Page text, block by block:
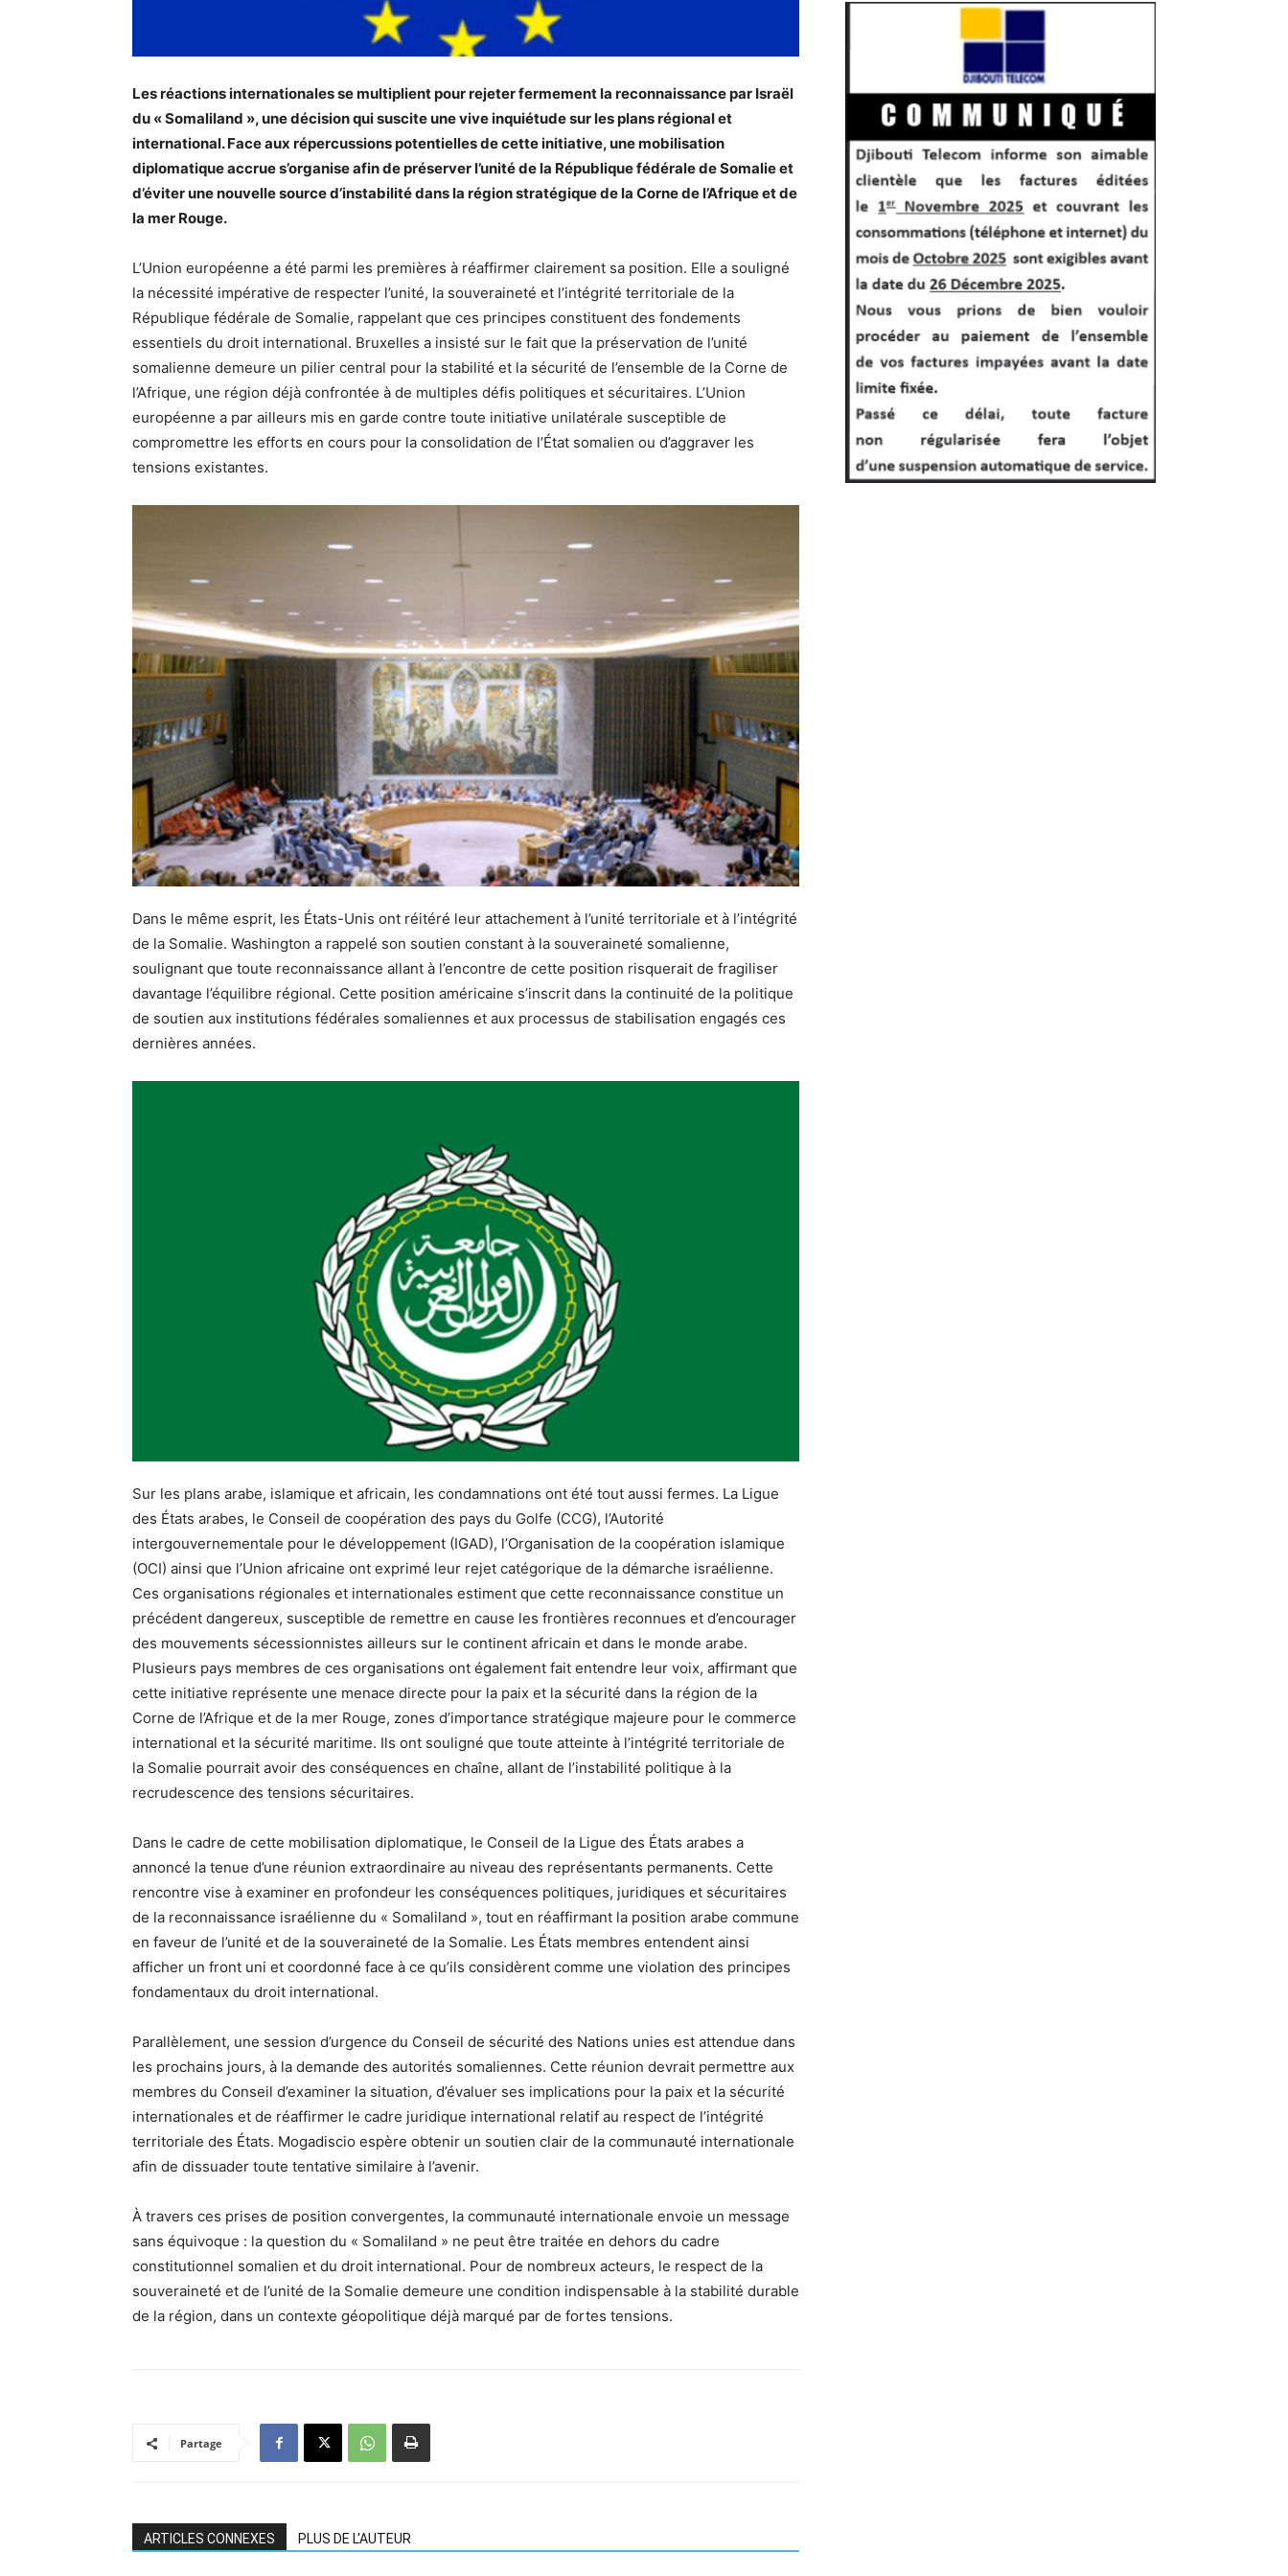
Les réactions internationales se multiplient pour rejeter fermement la reconnaissance par Israël
du « Somaliland », une décision qui suscite une vive inquiétude sur les plans régional et
international. Face aux répercussions potentielles de cette initiative, une mobilisation
diplomatique accrue s’organise afin de préserver l’unité de la République fédérale de Somalie et
d’éviter une nouvelle source d’instabilité dans la région stratégique de la Corne de l’Afrique et de
la mer Rouge.
L’Union européenne a été parmi les premières à réaffirmer clairement sa position. Elle a souligné
la nécessité impérative de respecter l’unité, la souveraineté et l’intégrité territoriale de la
République fédérale de Somalie, rappelant que ces principes constituent des fondements
essentiels du droit international. Bruxelles a insisté sur le fait que la préservation de l’unité
somalienne demeure un pilier central pour la stabilité et la sécurité de l’ensemble de la Corne de
l’Afrique, une région déjà confrontée à de multiples défis politiques et sécuritaires. L’Union
européenne a par ailleurs mis en garde contre toute initiative unilatérale susceptible de
compromettre les efforts en cours pour la consolidation de l’État somalien ou d’aggraver les
tensions existantes.
Dans le même esprit, les États-Unis ont réitéré leur attachement à l’unité territoriale et à l’intégrité
de la Somalie. Washington a rappelé son soutien constant à la souveraineté somalienne,
soulignant que toute reconnaissance allant à l’encontre de cette position risquerait de fragiliser
davantage l’équilibre régional. Cette position américaine s’inscrit dans la continuité de la politique
de soutien aux institutions fédérales somaliennes et aux processus de stabilisation engagés ces
dernières années.
Sur les plans arabe, islamique et africain, les condamnations ont été tout aussi fermes. La Ligue
des États arabes, le Conseil de coopération des pays du Golfe (CCG), l’Autorité
intergouvernementale pour le développement (IGAD), l’Organisation de la coopération islamique
(OCI) ainsi que l’Union africaine ont exprimé leur rejet catégorique de la démarche israélienne.
Ces organisations régionales et internationales estiment que cette reconnaissance constitue un
précédent dangereux, susceptible de remettre en cause les frontières reconnues et d’encourager
des mouvements sécessionnistes ailleurs sur le continent africain et dans le monde arabe.
Plusieurs pays membres de ces organisations ont également fait entendre leur voix, affirmant que
cette initiative représente une menace directe pour la paix et la sécurité dans la région de la
Corne de l’Afrique et de la mer Rouge, zones d’importance stratégique majeure pour le commerce
international et la sécurité maritime. Ils ont souligné que toute atteinte à l’intégrité territoriale de
la Somalie pourrait avoir des conséquences en chaîne, allant de l’instabilité politique à la
recrudescence des tensions sécuritaires.
Dans le cadre de cette mobilisation diplomatique, le Conseil de la Ligue des États arabes a
annoncé la tenue d’une réunion extraordinaire au niveau des représentants permanents. Cette
rencontre vise à examiner en profondeur les conséquences politiques, juridiques et sécuritaires
de la reconnaissance israélienne du « Somaliland », tout en réaffirmant la position arabe commune
en faveur de l’unité et de la souveraineté de la Somalie. Les États membres entendent ainsi
afficher un front uni et coordonné face à ce qu’ils considèrent comme une violation des principes
fondamentaux du droit international.
Parallèlement, une session d’urgence du Conseil de sécurité des Nations unies est attendue dans
les prochains jours, à la demande des autorités somaliennes. Cette réunion devrait permettre aux
membres du Conseil d’examiner la situation, d’évaluer ses implications pour la paix et la sécurité
internationales et de réaffirmer le cadre juridique international relatif au respect de l’intégrité
territoriale des États. Mogadiscio espère obtenir un soutien clair de la communauté internationale
afin de dissuader toute tentative similaire à l’avenir.
À travers ces prises de position convergentes, la communauté internationale envoie un message
sans équivoque : la question du « Somaliland » ne peut être traitée en dehors du cadre
constitutionnel somalien et du droit international. Pour de nombreux acteurs, le respect de la
souveraineté et de l’unité de la Somalie demeure une condition indispensable à la stabilité durable
de la région, dans un contexte géopolitique déjà marqué par de fortes tensions.
Partage
ARTICLES CONNEXES PLUS DE L'AUTEUR